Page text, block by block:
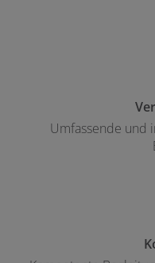
Umfassende und